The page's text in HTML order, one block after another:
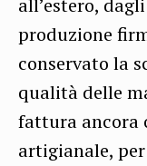
all’estero,
produzione
conservato la
qualità delle
fattura ancora
artigianale,